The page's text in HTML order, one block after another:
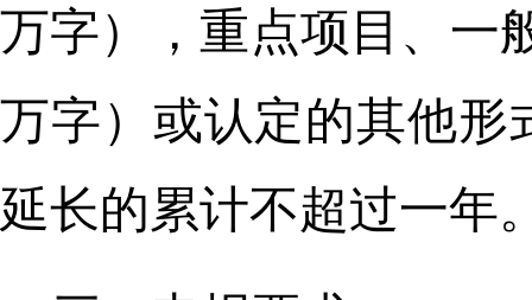
万字），重点项目、一
万字）或认定的其他形
延长的累计不超过一年